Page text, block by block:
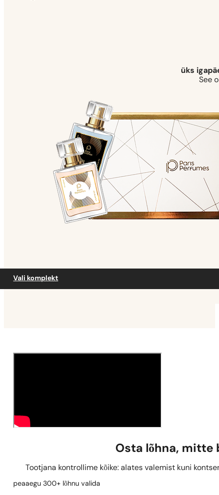
üks
See
Vali komplekt
Osta lõhna,
Tootjana kontrollime kõike: alates valemist kuni
peaaegu 300+ lõhnu valida